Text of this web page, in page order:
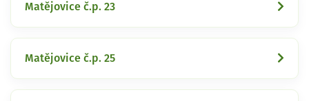
Matějovice č.p. 23
Matějovice č.p. 25